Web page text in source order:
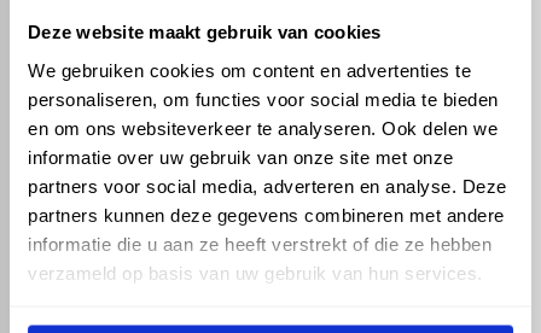
Deze website maakt gebruik van cookies
We gebruiken cookies om content en advertenties te
personaliseren, om functies voor social media te bieden
en om ons websiteverkeer te analyseren. Ook delen we
informatie over uw gebruik van onze site met onze
partners voor social media, adverteren en analyse. Deze
partners kunnen deze gegevens combineren met andere
informatie die u aan ze heeft verstrekt of die ze hebben
verzameld op basis van uw gebruik van hun services.
ASSORTIMENT
Hemelwaterafvoer
Drukleiding
Beregening
KENNIS EN HULP
Klantenservice
Kennisbank
check_circleDé bouwmarkt van Altena
check_circle Direct uit grote voorraad geleverd met eigen transport
check_circleLevering in NL en BE